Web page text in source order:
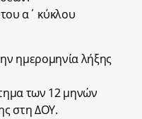
α΄ κύκλου
ημερομηνία λήξης
των 12 μηνών
στη ΔΟΥ.